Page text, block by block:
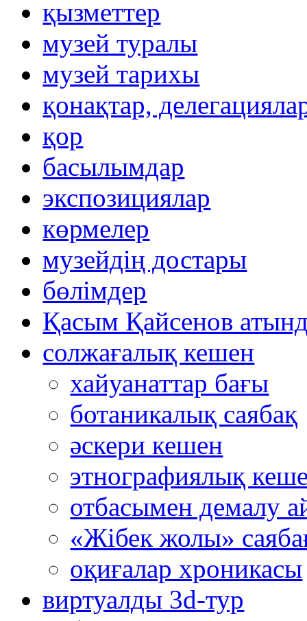
қызметтер
музей туралы
музей тарихы
қонақтар,
қор
басылымдар
экспозициялар
көрмелер
музейдің достары
бөлімдер
Қасым Қайсенов
солжағалық кешен
хайуанаттар бағы
ботаникалық саябақ
әскери кешен
этнографиялық
отбасымен демалу
«Жібек жолы»
оқиғалар хроникасы
виртуалды 3d-тур